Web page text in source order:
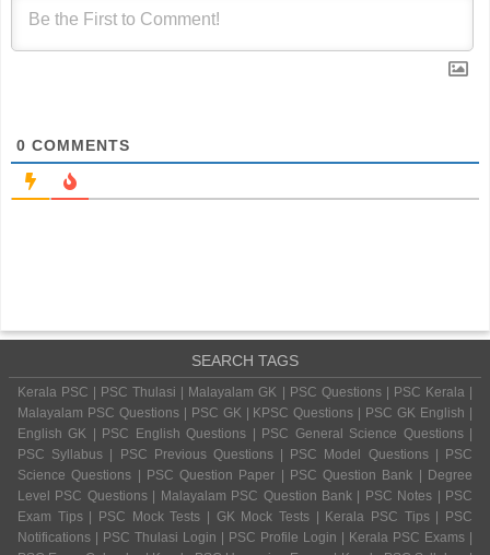
0 COMMENTS
SEARCH TAGS
Kerala PSC | PSC Thulasi | Malayalam GK | PSC Questions | PSC Kerala |
Malayalam PSC Questions | PSC GK | KPSC Questions | PSC GK English |
English GK | PSC English Questions | PSC General Science Questions |
PSC Syllabus | PSC Previous Questions | PSC Model Questions | PSC
Science Questions | PSC Question Paper | PSC Question Bank | Degree
Level PSC Questions | Malayalam PSC Question Bank | PSC Notes | PSC
Exam Tips | PSC Mock Tests | GK Mock Tests | Kerala PSC Tips | PSC
Notifications | PSC Thulasi Login | PSC Profile Login | Kerala PSC Exams |